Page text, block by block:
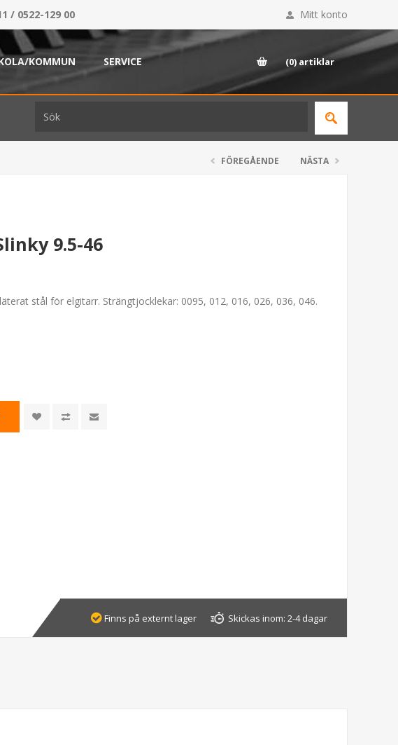
/ 0522-129 00 Mitt konto
KOMMUN SERVICE (0) artiklar
FÖREGÅENDE NÄSTA
9.5-46
stål för elgitarr. Strängtjocklekar: 0095, 012, 016, 026, 036, 046.
Finns på externt lager Skickas inom: 2-4 dagar